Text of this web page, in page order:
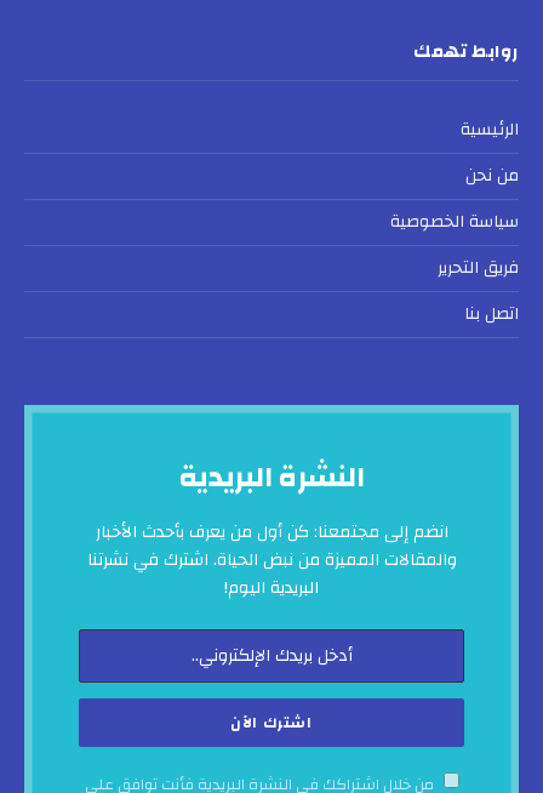
روابط تهمك
الرئيسية
من نحن
سياسة الخصوصية
فريق التحرير
اتصل بنا
النشرة البريدية
انضم إلى مجتمعنا: كن أول من يعرف بأحدث الأخبار
والمقالات المميزة من نبض الحياة. اشترك في نشرتنا
البريدية اليوم!
من خلال اشتراكك في النشرة البريدية فأنت توافق على